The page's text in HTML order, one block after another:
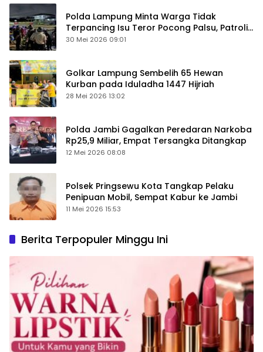
Polda Lampung Minta Warga Tidak
Terpancing Isu Teror Pocong Palsu, Patroli
Keamanan Ditingkatkan
30 Mei 2026 09:01
Golkar Lampung Sembelih 65 Hewan
Kurban pada Iduladha 1447 Hijriah
28 Mei 2026 13:02
Polda Jambi Gagalkan Peredaran Narkoba
Rp25,9 Miliar, Empat Tersangka Ditangkap
12 Mei 2026 08:08
Polsek Pringsewu Kota Tangkap Pelaku
Penipuan Mobil, Sempat Kabur ke Jambi
11 Mei 2026 15:53
Berita Terpopuler Minggu Ini